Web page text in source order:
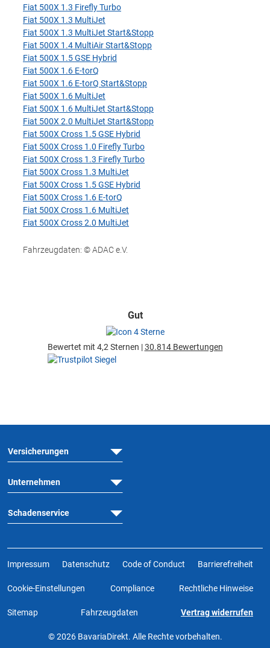
Fiat 500X 1.3 Firefly Turbo
Fiat 500X 1.3 MultiJet
Fiat 500X 1.3 MultiJet Start&Stopp
Fiat 500X 1.4 MultiAir Start&Stopp
Fiat 500X 1.5 GSE Hybrid
Fiat 500X 1.6 E-torQ
Fiat 500X 1.6 E-torQ Start&Stopp
Fiat 500X 1.6 MultiJet
Fiat 500X 1.6 MultiJet Start&Stopp
Fiat 500X 2.0 MultiJet Start&Stopp
Fiat 500X Cross 1.5 GSE Hybrid
Fiat 500X Cross 1.0 Firefly Turbo
Fiat 500X Cross 1.3 Firefly Turbo
Fiat 500X Cross 1.3 MultiJet
Fiat 500X Cross 1.5 GSE Hybrid
Fiat 500X Cross 1.6 E-torQ
Fiat 500X Cross 1.6 MultiJet
Fiat 500X Cross 2.0 MultiJet
Fahrzeugdaten: © ADAC e.V.
Gut
Bewertet mit 4,2 Sternen |30.814 Bewertungen
Versicherungen
Unternehmen
Schadenservice
Impressum Datenschutz Code of Conduct Barrierefreiheit
Cookie-Einstellungen Compliance Rechtliche Hinweise
Sitemap Fahrzeugdaten Vertrag widerrufen
© 2026 BavariaDirekt. Alle Rechte vorbehalten.